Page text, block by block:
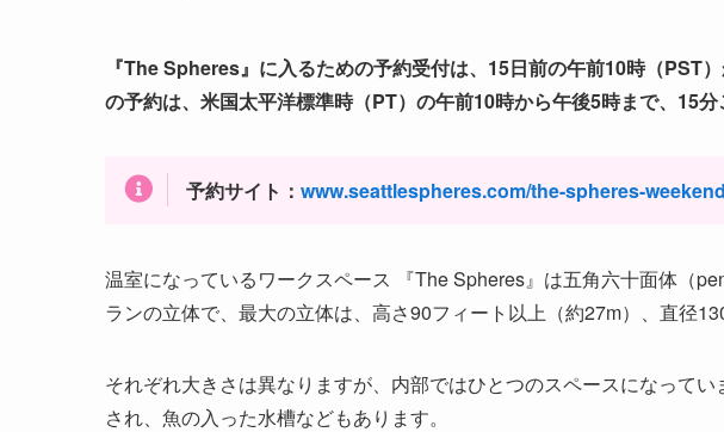
『The Spheres』に入るための予約受付は、15日前の午前10時（PST
の予約は、米国太平洋標準時（PT）の午前10時から午後5時まで、15分
予約サイト： www.seattlespheres.com/the-spheres-
温室になっているワークスペース 『The Spheres』は五角六十面体（
ランの立体で、最大の立体は、高さ90フィート以上（約27m）、直径
それぞれ大きさは異なりますが、内部ではひとつのスペースになって
され、魚の入った水槽などもあります。